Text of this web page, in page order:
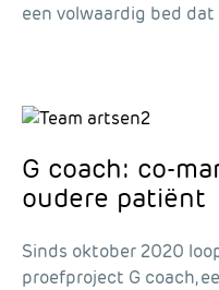
een volwaardig bed
G coach: co-
oudere patiënt
Sinds oktober 2020
proefproject G coach,